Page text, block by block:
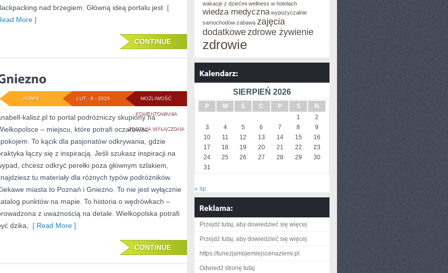
nad brzegiem. Główną ideą portalu jest [
More ]
CONTINUE
MOŻLIWOŚĆ
KOMENTOWANIAGNIEZNO
ZOSTAŁA WYŁĄCZONA
LUT - 8 - 2026
ADMIN
kalisz.pl to portal podróżniczy skupiony na
– miejscu, które potrafi oczarować
To kącik dla pasjonatów odkrywania, gdzie
łączy się z inspiracją. Jeśli szukasz inspiracji na
chcesz odkryć perełki poza głównym szlakiem,
tu materiały dla różnych typów podróżników.
miasta to Poznań i Gniezno. To nie jest wyłącznie
punktów na mapie. To historia o wędrówkach –
z uważnością na detale. Wielkopolska potrafi
dzika,
[ Read More ]
CONTINUE
wakacje z dziećmi wellness w hotelach
wiedza medyczna wypożyczalnie
samochodów zabawa zajęcia
dodatkowezdrowe żywienie
zdrowie
SIERPIEŃ 2026
P W Ś C P S
N
1
2
3
4 5 6 7 8
9
10
11 12 13 14 15
16
17
18 19 20 21 22
23
24
25 26 27 28 29
30
31
« lip
Przejdź tutaj, aby dowiedzieć się więcej
Przejdź tutaj, aby dowiedzieć się więcej
https://tunezjamojemiejscenaziemi.pl
Odwiedź stronę tutaj